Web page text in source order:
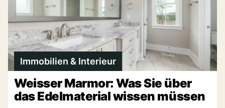
Immobilien & Interieur
Weisser Marmor: Was Sie über
das Edelmaterial wissen müssen